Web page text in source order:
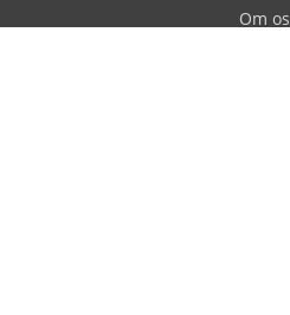
Om os